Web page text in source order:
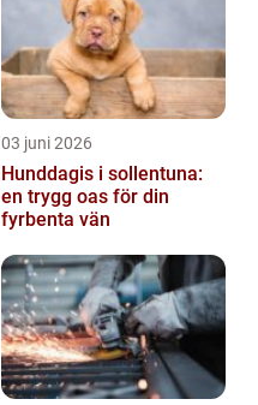
03 juni 2026
Hunddagis i sollentuna:
en trygg oas för din
fyrbenta vän